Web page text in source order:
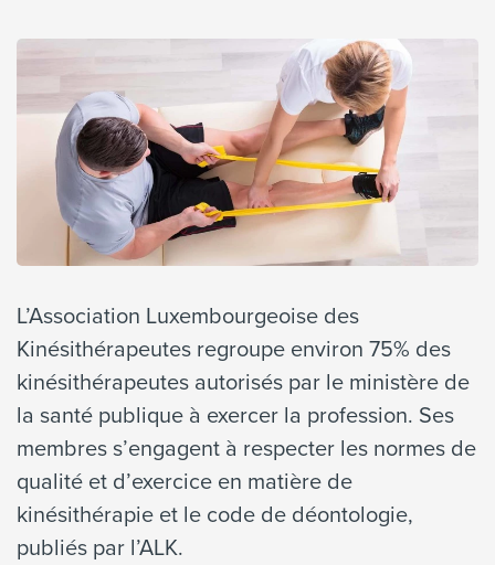
L’Association Luxembourgeoise des
Kinésithérapeutes regroupe environ 75% des
kinésithérapeutes autorisés par le ministère de
la santé publique à exercer la profession. Ses
membres s’engagent à respecter les normes de
qualité et d’exercice en matière de
kinésithérapie et le code de déontologie,
publiés par l’ALK.